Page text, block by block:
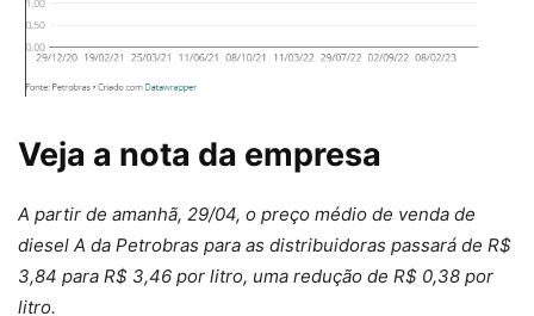
Veja a nota da empresa
A partir de amanhã, 29/04, o preço médio de venda de
diesel A da Petrobras para as distribuidoras passará de R$
3,84 para R$ 3,46 por litro, uma redução de R$ 0,38 por
litro.